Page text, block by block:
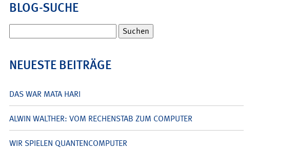
BLOG-SUCHE
nach:
NEUESTE BEITRÄGE
DAS WAR MATA HARI
ALWIN WALTHER: VOM RECHENSTAB ZUM COMPUTER
WIR SPIELEN QUANTENCOMPUTER